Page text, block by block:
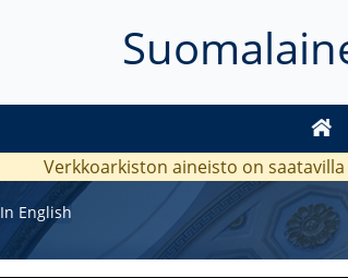
Verkkoarkiston aineisto on
In English